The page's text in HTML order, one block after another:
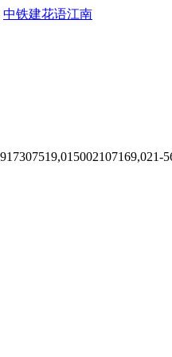
中铁建花语江南